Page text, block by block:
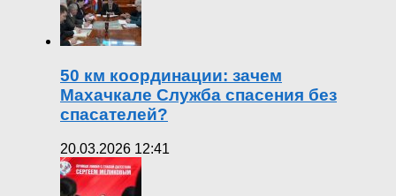
50 км координации: зачем
Махачкале Служба спасения без
спасателей?
20.03.2026 12:41